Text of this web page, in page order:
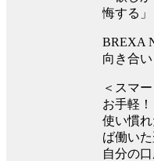
悔する」
BREXA
向き合い
＜スマ
お手軽！
使い慣
ば働いた
自分の